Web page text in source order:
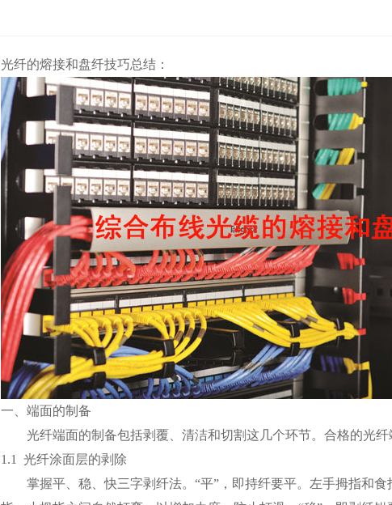
光纤的熔接和盘纤技巧总结：
一、端面的制备
光纤端面的制备包括剥覆、清洁和切割这几个环节。合格的光纤
1.1 光纤涂面层的剥除
掌握平、稳、快三字剥纤法。“平”，即持纤要平。左手拇指和食